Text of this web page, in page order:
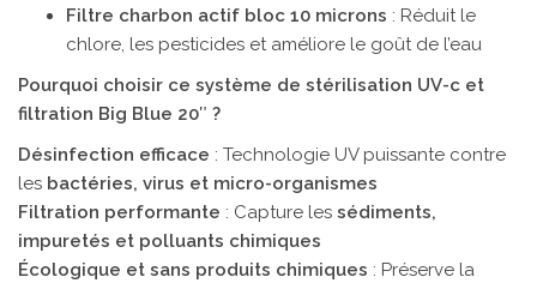
Filtre charbon actif bloc 10 microns : Réduit le
chlore, les pesticides et améliore le goût de l’eau
Pourquoi choisir ce système de stérilisation UV-c et
filtration Big Blue 20″ ?
Désinfection efficace : Technologie UV puissante contre
les bactéries, virus et micro-organismes
Filtration performante : Capture les sédiments,
impuretés et polluants chimiques
Écologique et sans produits chimiques : Préserve la